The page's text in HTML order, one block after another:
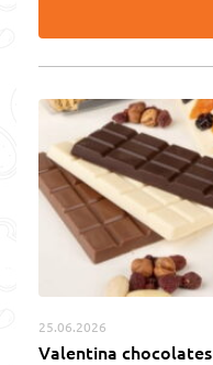
25.06.2026
Valentina chocolates